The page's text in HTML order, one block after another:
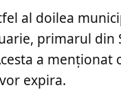
al doilea
primarul din
a menționat
expira.